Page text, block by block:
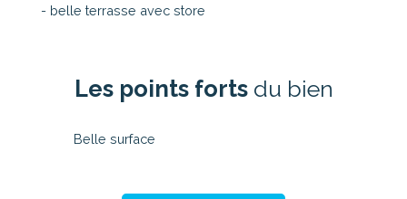
- belle terrasse avec store
Les points fortsdu bien
Belle surface